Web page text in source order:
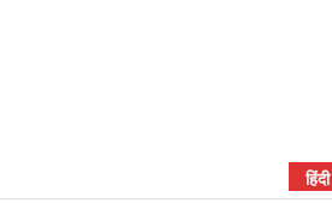
हिंदी